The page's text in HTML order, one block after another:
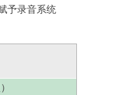
予录音系统